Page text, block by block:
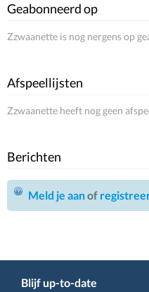
Geabonneerd op
Zzwaanette is nog nergens op
Afspeellijsten
Zzwaanette heeft nog geen
Berichten
Meld je aanof
Blijf up-to-date